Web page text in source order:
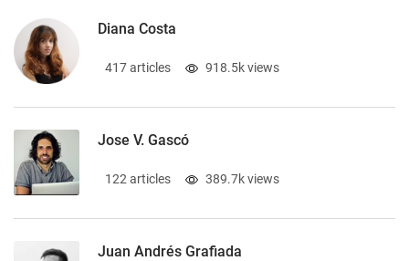
Diana Costa
417 articles 918.5k views
Jose V. Gascó
122 articles 389.7k views
Juan Andrés Grafiada